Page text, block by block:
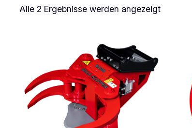
Alle 2 Ergebnisse werden angezeigt